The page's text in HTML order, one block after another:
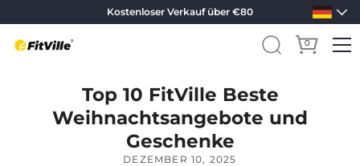
Kostenloser Verkauf über €80
0
Top 10 FitVille Beste
Weihnachtsangebote und
Geschenke
DEZEMBER 10, 2025